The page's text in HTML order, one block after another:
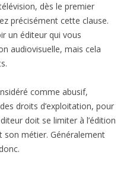
dès le premier
précisément cette clause.
un éditeur qui vous
audiovisuelle, mais cela
comme abusif,
droits d’exploitation, pour
doit se limiter à l’édition
son métier. Généralement